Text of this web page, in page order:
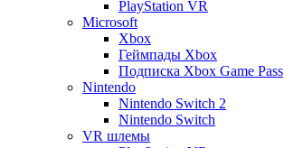
PlayStation VR
Microsoft
Xbox
Геймпады Xbox
Подписка Xbox Game Pass
Nintendo
Nintendo Switch 2
Nintendo Switch
VR шлемы